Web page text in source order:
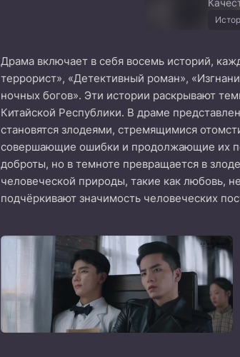
Драма включает в себя восемь историй,
террорист», «Детективный роман»,
ночных богов». Эти истории раскрывают
Китайской Республики. В драме
становятся злодеями, стремящимися
совершающие ошибки и продолжающие их
доброты, но в темноте превращается в
человеческой природы, такие как любовь,
подчёркивают значимость человеческих